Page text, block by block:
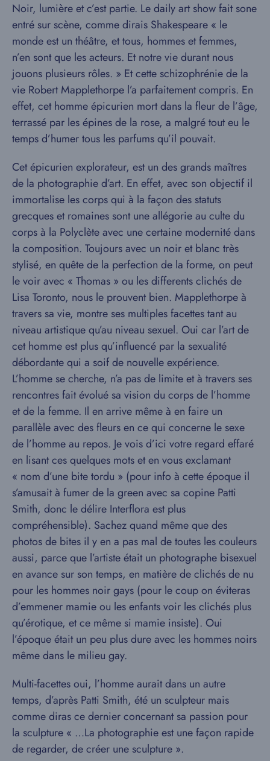
Noir, lumière et c’est partie. Le daily art show fait sone
entré sur scène, comme dirais Shakespeare « le
monde est un théâtre, et tous, hommes et femmes,
n’en sont que les acteurs. Et notre vie durant nous
jouons plusieurs rôles. » Et cette schizophrénie de la
vie Robert Mapplethorpe l’a parfaitement compris. En
effet, cet homme épicurien mort dans la fleur de l’âge,
terrassé par les épines de la rose, a malgré tout eu le
temps d’humer tous les parfums qu’il pouvait.
Cet épicurien explorateur, est un des grands maîtres
de la photographie d’art. En effet, avec son objectif il
immortalise les corps qui à la façon des statuts
grecques et romaines sont une allégorie au culte du
corps à la Polyclète avec une certaine modernité dans
la composition. Toujours avec un noir et blanc très
stylisé, en quête de la perfection de la forme, on peut
le voir avec « Thomas » ou les differents clichés de
Lisa Toronto, nous le prouvent bien. Mapplethorpe à
travers sa vie, montre ses multiples facettes tant au
niveau artistique qu’au niveau sexuel. Oui car l’art de
cet homme est plus qu’influencé par la sexualité
débordante qui a soif de nouvelle expérience.
L’homme se cherche, n’a pas de limite et à travers ses
rencontres fait évolué sa vision du corps de l’homme
et de la femme. Il en arrive même à en faire un
parallèle avec des fleurs en ce qui concerne le sexe
de l’homme au repos. Je vois d’ici votre regard effaré
en lisant ces quelques mots et en vous exclamant
« nom d’une bite tordu » (pour info à cette époque il
s’amusait à fumer de la green avec sa copine Patti
Smith, donc le délire Interflora est plus
compréhensible). Sachez quand même que des
photos de bites il y en a pas mal de toutes les couleurs
aussi, parce que l’artiste était un photographe bisexuel
en avance sur son temps, en matière de clichés de nu
pour les hommes noir gays (pour le coup on éviteras
d’emmener mamie ou les enfants voir les clichés plus
qu’érotique, et ce même si mamie insiste). Oui
l’époque était un peu plus dure avec les hommes noirs
même dans le milieu gay.
Multi-facettes oui, l’homme aurait dans un autre
temps, d’après Patti Smith, été un sculpteur mais
comme diras ce dernier concernant sa passion pour
la sculpture « …La photographie est une façon rapide
de regarder, de créer une sculpture ».